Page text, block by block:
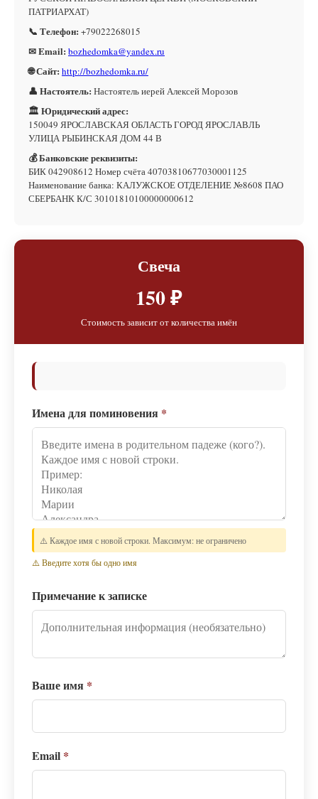
ПАТРИАРХАТ)
📞 Телефон: +79022268015
✉ Email: bozhedomka@yandex.ru
🌐 Сайт: http://bozhedomka.ru/
👤 Настоятель: Настоятель иерей Алексей Морозов
🏛 Юридический адрес:
150049 ЯРОСЛАВСКАЯ ОБЛАСТЬ ГОРОД ЯРОСЛАВЛЬ
УЛИЦА РЫБИНСКАЯ ДОМ 44 В
💰 Банковские реквизиты:
БИК 042908612 Номер счёта 40703810677030001125
Наименование банка: КАЛУЖСКОЕ ОТДЕЛЕНИЕ №8608 ПАО
СБЕРБАНК К/С 30101810100000000612
Свеча
150 ₽
Стоимость зависит от количества имён
Имена для поминовения *
⚠️ Каждое имя с новой строки. Максимум: не ограничено
⚠️ Введите хотя бы одно имя
Примечание к записке
Ваше имя *
Email *